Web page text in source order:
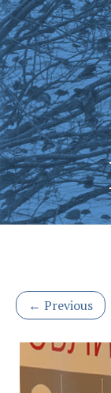
← Previous